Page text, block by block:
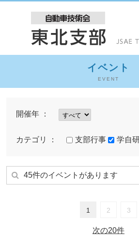
イベント
EVENT
開催年 ：
カテゴリ ： 支部行事 学自
45件のイベントがあります
1 2 3
次の20件